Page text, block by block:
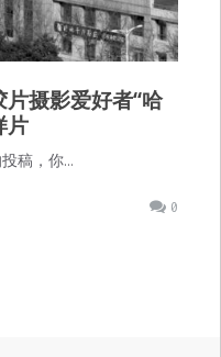
片摄影爱好者“哈
片
稿，你…
0